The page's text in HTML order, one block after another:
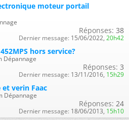
moteur portail
Réponses: 38
Dernier message: 15/06/2022, 20h42
hors service?
Dépannage
Réponses: 3
Dernier message: 13/11/2016, 15h29
verin Faac
Dépannage
Réponses: 24
Dernier message: 18/06/2013, 15h10